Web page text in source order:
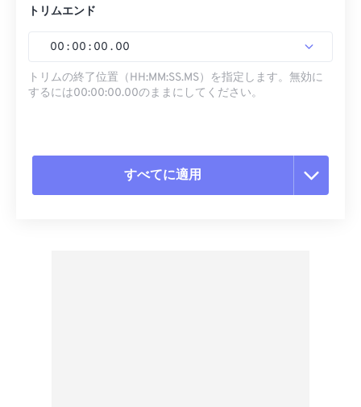
トリムエンド
00 : 00 : 00 . 00
トリムの終了位置（HH:MM:SS.MS）を指定します。無効に
するには00:00:00.00のままにしてください。
すべてに適用